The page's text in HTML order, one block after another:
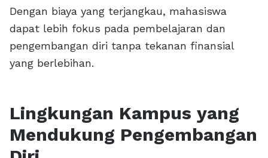
Dengan biaya yang terjangkau, mahasiswa
dapat lebih fokus pada pembelajaran dan
pengembangan diri tanpa tekanan finansial
yang berlebihan.
Lingkungan Kampus yang
Mendukung Pengembangan